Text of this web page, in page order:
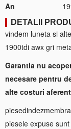
An
DETALII
vindem luneta si
1900tdi awx gri
Garantia nu
necesare pentru
alte costuri
piesele expuse